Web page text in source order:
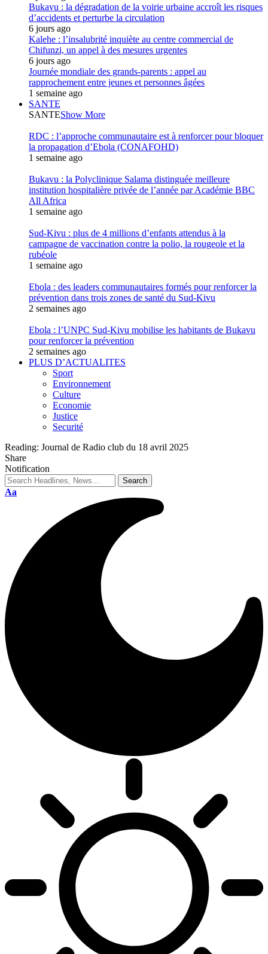
Bukavu : la dégradation de la voirie urbaine accroît les risques
d’accidents et perturbe la circulation
6 jours ago
Kalehe : l’insalubrité inquiète au centre commercial de
Chifunzi, un appel à des mesures urgentes
6 jours ago
Journée mondiale des grands-parents : appel au
rapprochement entre jeunes et personnes âgées
1 semaine ago
SANTE
SANTEShow More
RDC : l’approche communautaire est à renforcer pour bloquer
la propagation d’Ebola (CONAFOHD)
1 semaine ago
Bukavu : la Polyclinique Salama distinguée meilleure
institution hospitalière privée de l’année par Académie BBC
All Africa
1 semaine ago
Sud-Kivu : plus de 4 millions d’enfants attendus à la
campagne de vaccination contre la polio, la rougeole et la
rubéole
1 semaine ago
Ebola : des leaders communautaires formés pour renforcer la
prévention dans trois zones de santé du Sud-Kivu
2 semaines ago
Ebola : l’UNPC Sud-Kivu mobilise les habitants de Bukavu
pour renforcer la prévention
2 semaines ago
PLUS D’ACTUALITES
Sport
Environnement
Culture
Economie
Justice
Securité
Reading: Journal de Radio club du 18 avril 2025
Share
Notification
Aa